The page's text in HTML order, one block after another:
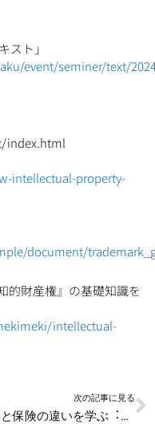
スト」
event/seminer/text/
index.html
intellectual-property-
document/
財産権』の基礎知識を
intellectual-
次の記事に見る
年金と保険の違いを学ぶ︓老後の生活設計に必要な基本知識